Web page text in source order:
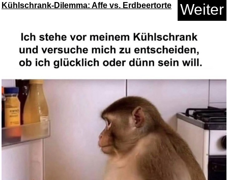
Anzeige
Omegon Sonnenfilter Solar
Safe...
Kühlschrank-Dilemma: Affe vs. Erdbeertorte Weiter